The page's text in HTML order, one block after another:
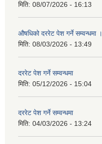
मिति: 08/07/2026 - 16:13
औषधिको दररेट पेश गर्ने सम्वन्धमा ।
मिति: 08/03/2026 - 13:49
दररेट पेश गर्ने सम्वन्धमा
मिति: 05/12/2026 - 15:04
दररेट पेश गर्ने सम्वन्धमा
मिति: 04/03/2026 - 13:24